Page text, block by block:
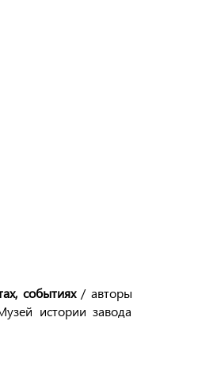
событиях/ авторы
истории завода